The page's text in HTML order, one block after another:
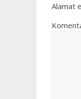
Alamat